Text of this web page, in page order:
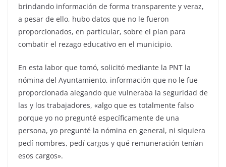
brindando información de forma transparente y veraz,
a pesar de ello, hubo datos que no le fueron
proporcionados, en particular, sobre el plan para
combatir el rezago educativo en el municipio.
En esta labor que tomó, solicitó mediante la PNT la
nómina del Ayuntamiento, información que no le fue
proporcionada alegando que vulneraba la seguridad de
las y los trabajadores, «algo que es totalmente falso
porque yo no pregunté específicamente de una
persona, yo pregunté la nómina en general, ni siquiera
pedí nombres, pedí cargos y qué remuneración tenían
esos cargos».